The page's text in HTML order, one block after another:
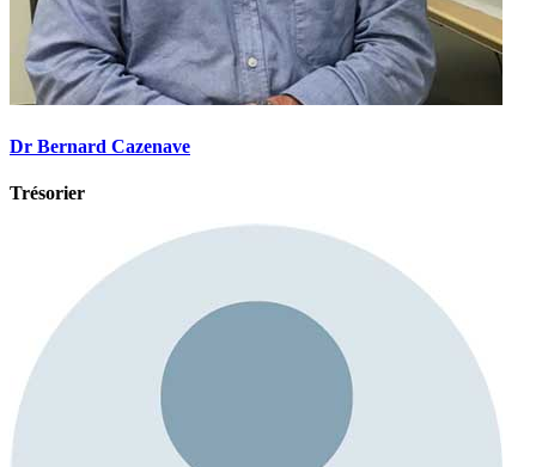
Dr Bernard Cazenave
Trésorier